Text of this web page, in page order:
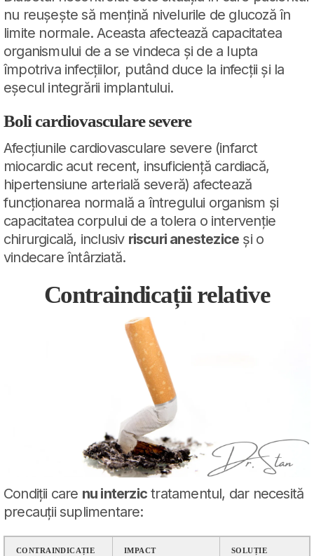
nu reușește să mențină nivelurile de glucoză în
limite normale. Aceasta afectează capacitatea
organismului de a se vindeca și de a lupta
împotriva infecțiilor, putând duce la infecții și la
eșecul integrării implantului.
Boli cardiovasculare severe
Afecțiunile cardiovasculare severe (infarct
miocardic acut recent, insuficiență cardiacă,
hipertensiune arterială severă) afectează
funcționarea normală a întregului organism și
capacitatea corpului de a tolera o intervenție
chirurgicală, inclusiv riscuri anestezice și o
vindecare întârziată.
Contraindicații relative
Condiții care nu interzic tratamentul, dar necesită
precauții suplimentare:
CONTRAINDICAȚIE IMPACT SOLUȚIE